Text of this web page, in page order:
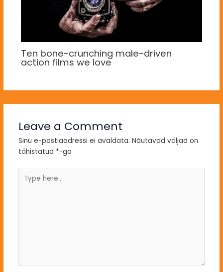
Ten bone-crunching male-driven
action films we love
Leave a Comment
Sinu e-postiaadressi ei avaldata. Nõutavad väljad on
tähistatud *-ga
here..